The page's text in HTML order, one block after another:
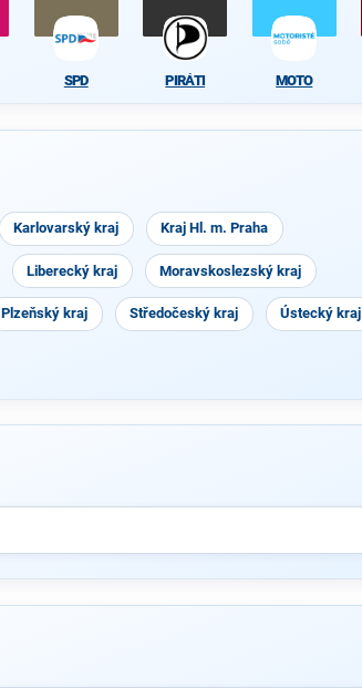
SPD PIRÁTI MOTO
Karlovarský kraj Kraj Hl. m. Praha
Liberecký kraj Moravskoslezský kraj
Plzeňský kraj Středočeský kraj Ústecký kraj